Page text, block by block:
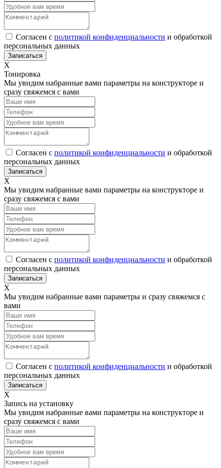
Согласен с политикой конфиденциальности и обработкой
персональных данных
Х
Тонировка
Мы увидим набранные вами параметры на конструкторе и
сразу свяжемся с вами
Согласен с политикой конфиденциальности и обработкой
персональных данных
Х
Мы увидим набранные вами параметры на конструкторе и
сразу свяжемся с вами
Согласен с политикой конфиденциальности и обработкой
персональных данных
Х
Мы увидим набранные вами параметры и сразу свяжемся с
вами
Согласен с политикой конфиденциальности и обработкой
персональных данных
Х
Запись на установку
Мы увидим набранные вами параметры на конструкторе и
сразу свяжемся с вами